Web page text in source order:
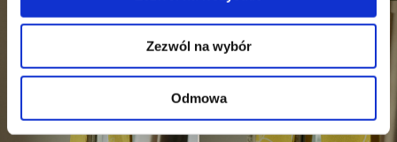
Zezwól na wybór
Odmowa